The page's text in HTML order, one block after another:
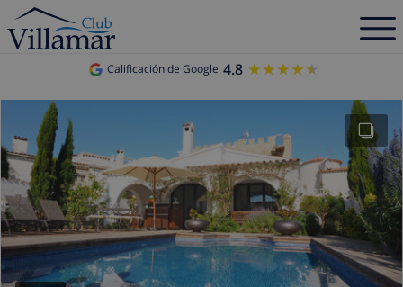
Calificación de Google 4.8 ★★★★★
★★★★★